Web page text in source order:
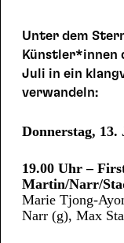
Unter dem
Künstler*innen
Juli in ein
verwandeln:
Donnerstag, 13.
19.00 Uhr –
Martin/Narr/
Marie Tjong-
Narr (g), Max